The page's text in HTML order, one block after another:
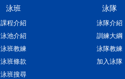
泳班
課程介紹
泳池介紹
泳班教練
泳班條款
泳班搜尋
泳隊
泳隊介紹
訓練大綱
泳隊教練
加入泳隊